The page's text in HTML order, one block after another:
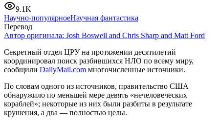
9.1K
Научно-популярноеНаучная фантастика
Перевод
Автор оригинала: Josh Boswell and Chris Sharp and Matt Ford
Секретный отдел ЦРУ на протяжении десятилетий
координировал поиск разбившихся НЛО по всему миру,
сообщили DailyMail.com многочисленные источники.
По словам одного из источников, правительство США
обнаружило по меньшей мере девять «нечеловеческих
кораблей»; некоторые из них были разбиты в результате
крушения, а два — полностью целы.